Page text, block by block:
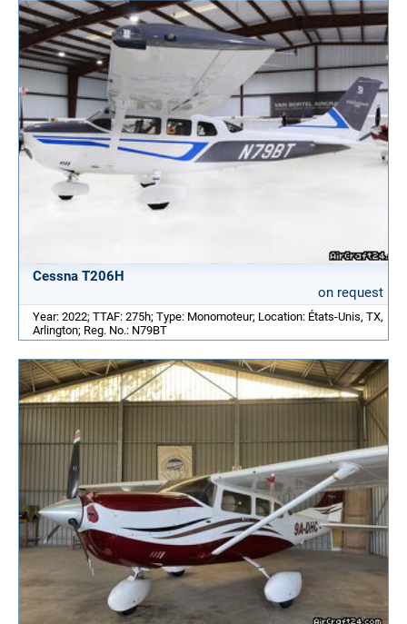
Cessna T206H
on request
Year: 2022; TTAF: 275h; Type: Monomoteur; Location: États-Unis, TX,
Arlington; Reg. No.: N79BT